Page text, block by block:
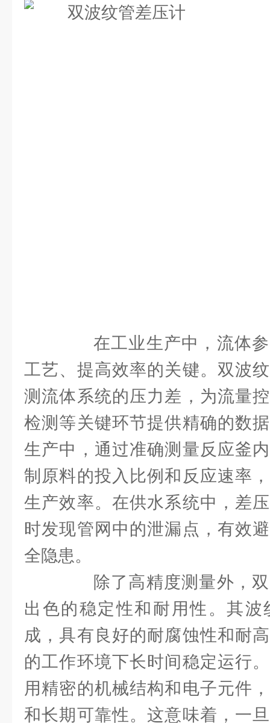
在工业生产中，流体参
工艺、提高效率的关键。双波
测流体系统的压力差，为流量
检测等关键环节提供精确的数
生产中，通过准确测量反应釜
制原料的投入比例和反应速率
生产效率。在供水系统中，差
时发现管网中的泄漏点，有效
全隐患。
除了高精度测量外，双
出色的稳定性和耐用性。其
成，具有良好的耐腐蚀性和耐
的工作环境下长时间稳定运行
用精密的机械结构和电子元件
和长期可靠性。这意味着，一